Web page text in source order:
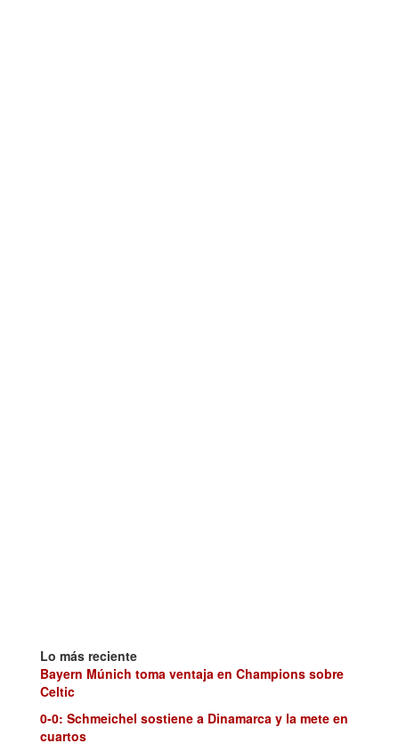
Lo más reciente
Bayern Múnich toma ventaja en Champions sobre
Celtic
0-0: Schmeichel sostiene a Dinamarca y la mete en
cuartos